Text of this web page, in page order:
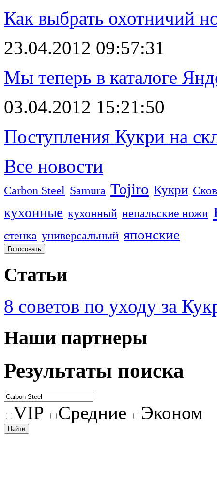
Как выбрать охотничий
23.04.2012 09:57:31
Мы теперь в каталоге
03.04.2012 15:21:50
Поступления Кукри на
Все новости
Carbon Steel Samura Tojiro Кукри
кухонные кухонный непальские ножи
стенка универсальный японские
Статьи
8 советов по уходу за
Наши партнеры
Результаты поиска
VIP Средние Эконом